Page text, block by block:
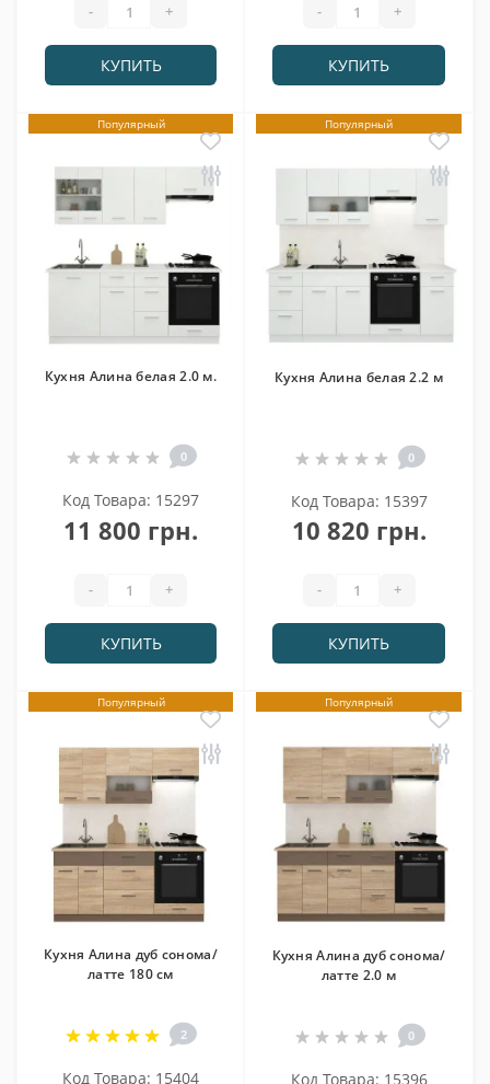
- +
КУПИТЬ
- +
КУПИТЬ
Популярный
Кухня Алина белая 2.0 м.
0
Код Товара: 15297
11 800 грн.
- +
КУПИТЬ
Популярный
Кухня Алина белая 2.2 м
0
Код Товара: 15397
10 820 грн.
- +
КУПИТЬ
Популярный
Кухня Алина дуб сонома/
латте 180 см
2
Код Товара: 15404
Популярный
Кухня Алина дуб сонома/
латте 2.0 м
0
Код Товара: 15396